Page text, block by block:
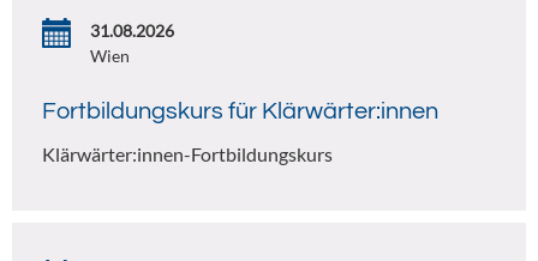
31.08.2026
Wien
Fortbildungskurs für Klärwärter:innen
Klärwärter:innen-Fortbildungskurs